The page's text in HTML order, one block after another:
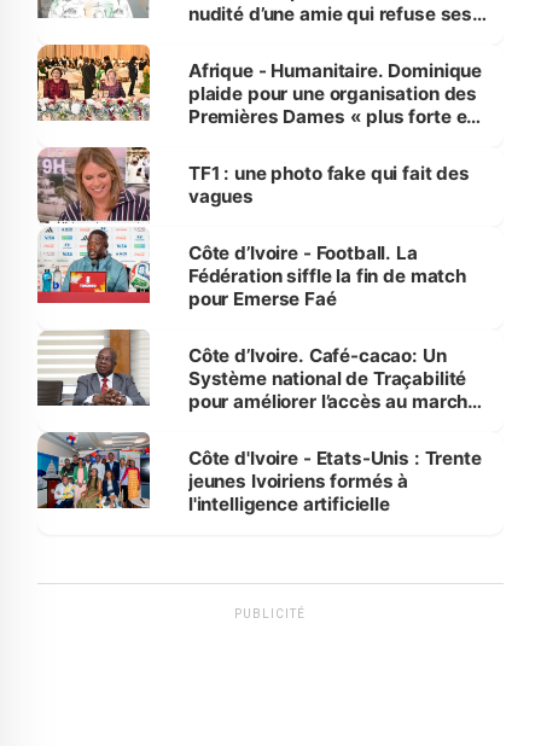
nudité d’une amie qui refuse ses
Afrique - Humanitaire. Dominique
plaide pour une organisation des
Premières Dames « plus forte et
sur la scène internationale »
TF1 : une photo fake qui fait des
vagues
Côte d’Ivoire - Football. La
Fédération siffle la fin de match
pour Emerse Faé
Côte d’Ivoire. Café-cacao: Un
Système national de Traçabilité
pour améliorer l’accès au marché
Côte d'Ivoire - Etats-Unis : Trente
jeunes Ivoiriens formés à
l'intelligence artificielle
PUBLICITÉ